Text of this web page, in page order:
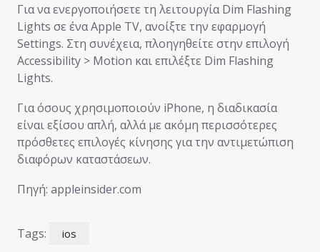
Για να ενεργοποιήσετε τη λειτουργία Dim Flashing
Lights σε ένα Apple TV, ανοίξτε την εφαρμογή
Settings. Στη συνέχεια, πλοηγηθείτε στην επιλογή
Accessibility > Motion και επιλέξτε Dim Flashing
Lights.
Για όσους χρησιμοποιούν iPhone, η διαδικασία
είναι εξίσου απλή, αλλά με ακόμη περισσότερες
πρόσθετες επιλογές κίνησης για την αντιμετώπιση
διαφόρων καταστάσεων.
Πηγή: appleinsider.com
Tags: ios